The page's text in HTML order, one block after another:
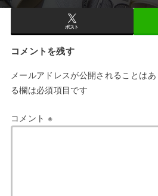
ポスト
コメントを残す
メールアドレスが公開されることはあ
る欄は必須項目です
コメント ※